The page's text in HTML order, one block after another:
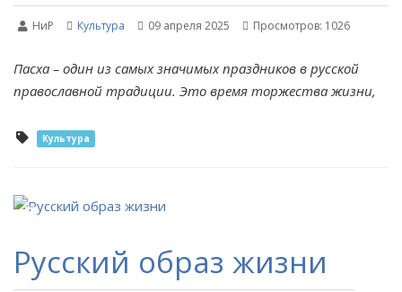
НиР Культура 09 апреля 2025 Просмотров: 1026
Пасха – один из самых значимых праздников в русской
православной традиции. Это время торжества жизни,
Культура
Русский образ жизни